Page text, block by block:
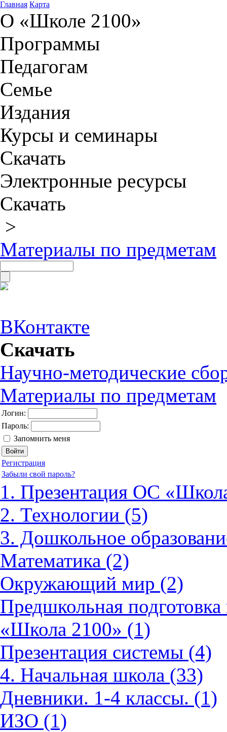
Главная Карта
О «Школе 2100»
Программы
Педагогам
Семье
Издания
Курсы и семинары
Скачать
Электронные ресурсы
Скачать
>
Материалы по предметам
ВКонтакте
Скачать
Научно-методические
Материалы по предметам
Логин:
Пароль:
Запомнить меня
Регистрация
Забыли свой пароль?
1. Презентация ОС
2. Технологии (5)
3. Дошкольное
Математика (2)
Окружающий мир (2)
Предшкольная
«Школа 2100» (1)
Презентация системы (4)
4. Начальная школа (33)
Дневники. 1-4 классы. (1)
ИЗО (1)